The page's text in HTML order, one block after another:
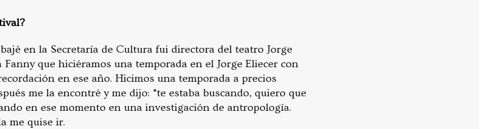
en la Secretaría de Cultura fui directora del teatro Jorge
que hiciéramos una temporada en el Jorge Eliecer con
en ese año. Hicimos una temporada a precios
me la encontré y me dijo: “te estaba buscando, quiero que
en ese momento en una investigación de antropología.
me quise ir.